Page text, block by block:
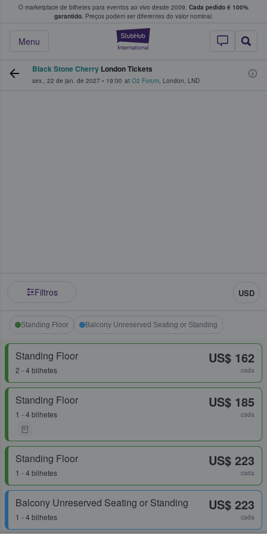
O marketplace de bilhetes para eventos ao vivo desde 2009. Cada pedido é 100%
garantido. Preços podem ser diferentes do valor nominal.
StubHub – onde
Menu
fãs compram e vendem bilhetes
Black Stone Cherry London Tickets
sex., 22 de jan. de 2027 • 19:00 at O2 Forum, London, LND
Filtros USD
Standing Floor Balcony Unreserved Seating or Standing
Standing Floor
2 - 4 bilhetes
US$ 162
cada
Standing Floor
1 - 4 bilhetes
US$ 185
cada
Standing Floor
1 - 4 bilhetes
US$ 223
cada
Balcony Unreserved Seating or Standing
1 - 4 bilhetes
US$ 223
cada